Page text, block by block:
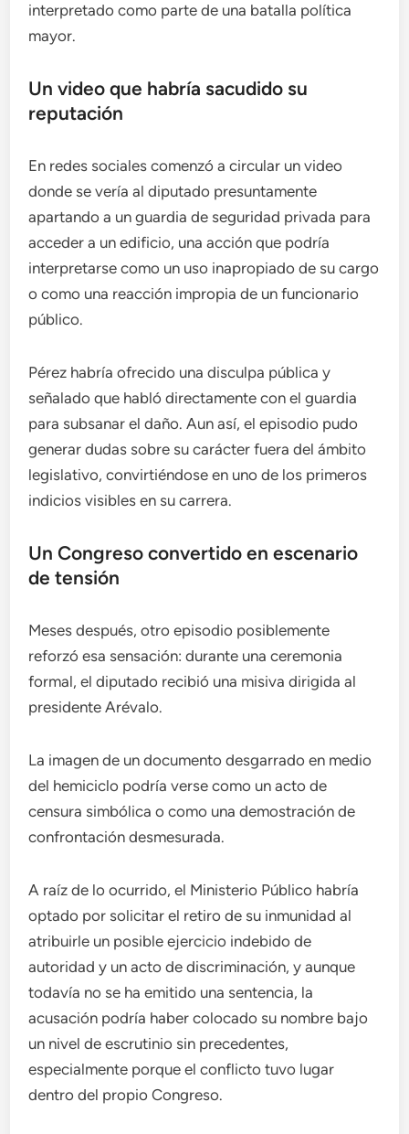
interpretado como parte de una batalla política
mayor.
Un video que habría sacudido su
reputación
En redes sociales comenzó a circular un video
donde se vería al diputado presuntamente
apartando a un guardia de seguridad privada para
acceder a un edificio, una acción que podría
interpretarse como un uso inapropiado de su cargo
o como una reacción impropia de un funcionario
público.
Pérez habría ofrecido una disculpa pública y
señalado que habló directamente con el guardia
para subsanar el daño. Aun así, el episodio pudo
generar dudas sobre su carácter fuera del ámbito
legislativo, convirtiéndose en uno de los primeros
indicios visibles en su carrera.
Un Congreso convertido en escenario
de tensión
Meses después, otro episodio posiblemente
reforzó esa sensación: durante una ceremonia
formal, el diputado recibió una misiva dirigida al
presidente Arévalo.
La imagen de un documento desgarrado en medio
del hemiciclo podría verse como un acto de
censura simbólica o como una demostración de
confrontación desmesurada.
A raíz de lo ocurrido, el Ministerio Público habría
optado por solicitar el retiro de su inmunidad al
atribuirle un posible ejercicio indebido de
autoridad y un acto de discriminación, y aunque
todavía no se ha emitido una sentencia, la
acusación podría haber colocado su nombre bajo
un nivel de escrutinio sin precedentes,
especialmente porque el conflicto tuvo lugar
dentro del propio Congreso.